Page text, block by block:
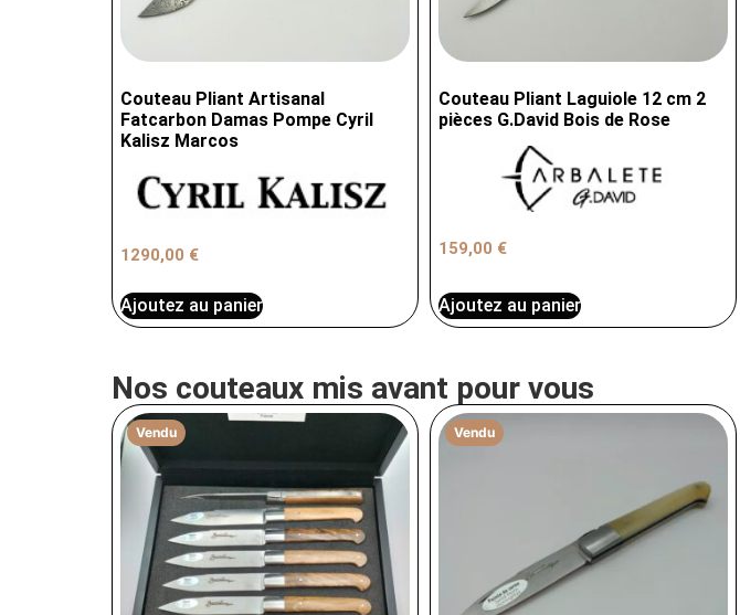
Couteau Pliant Artisanal
Fatcarbon Damas Pompe Cyril
Kalisz Marcos
1290,00 €
Ajoutez au panier
Couteau Pliant Laguiole 12 cm 2
pièces G.David Bois de Rose
159,00 €
Ajoutez au panier
Nos couteaux mis avant pour vous
Vendu Vendu